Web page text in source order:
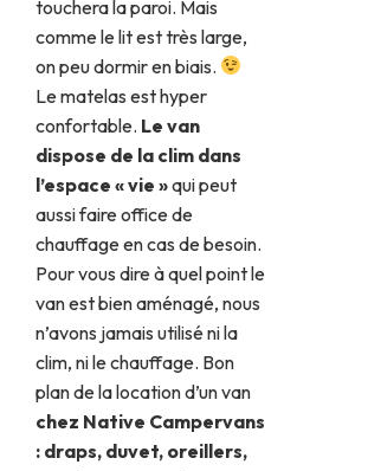
touchera la paroi. Mais
comme le lit est très large,
on peu dormir en biais.
Le matelas est hyper
confortable. Le van
dispose de la clim dans
l’espace « vie »qui peut
aussi faire office de
chauffage en cas de besoin.
Pour vous dire à quel point le
van est bien aménagé, nous
n’avons jamais utilisé ni la
clim, ni le chauffage. Bon
plan de la location d’un van
chez Native Campervans
: draps, duvet, oreillers,